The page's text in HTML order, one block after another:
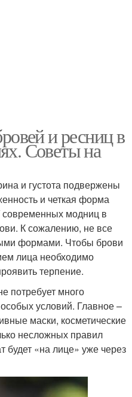
и ресниц в
Советы на
и густота подвержены
и четкая форма
модниц в
К сожалению, не все
формами. Чтобы брови
лица необходимо
терпение.
потребует много
условий. Главное –
маски, косметические
несложных правил
будет «на лице» уже через